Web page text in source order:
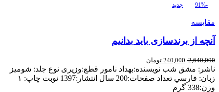
-91% جدید
مقایسه
آنچه از برندسازی باید بدانیم
2,640,000
240,000 تومان
ناشر: مشق شب نويسنده:بهداد نامور قطع:وزیری نوع جلد: شوميز
زبان: فارسي تعداد صفحات:200 سال انتشار:1397 نوبت چاپ: ۱
وزن:338 گرم